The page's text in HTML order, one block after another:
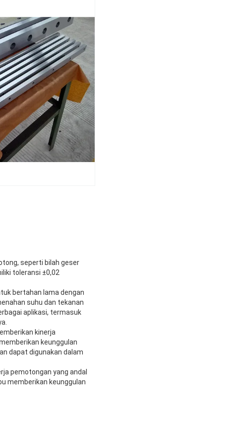
seperti bilah geser
toleransi ±0,02
bertahan lama dengan
suhu dan tekanan
aplikasi, termasuk
kinerja
keunggulan
dapat digunakan dalam
pemotongan yang andal
memberikan keunggulan